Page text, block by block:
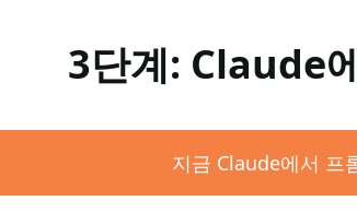
3단계: Claude
지금 Claude에서 프